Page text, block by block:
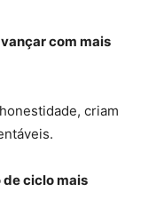
com mais
criam
ciclo mais